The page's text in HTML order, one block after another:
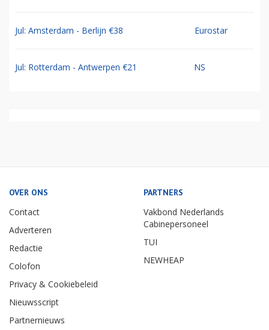
Jul: Amsterdam - Berlijn €38 Eurostar
Jul: Rotterdam - Antwerpen €21 NS
OVER ONS
Contact
Adverteren
Redactie
Colofon
Privacy & Cookiebeleid
Nieuwsscript
Partnernieuws
PARTNERS
Vakbond Nederlands
Cabinepersoneel
TUI
NEWHEAP